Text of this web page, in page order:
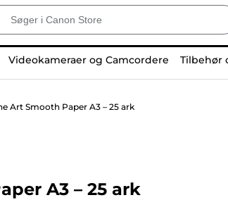
Videokameraer og Camcordere Tilbehør
Art Smooth Paper A3 – 25 ark
A3 – 25 ark